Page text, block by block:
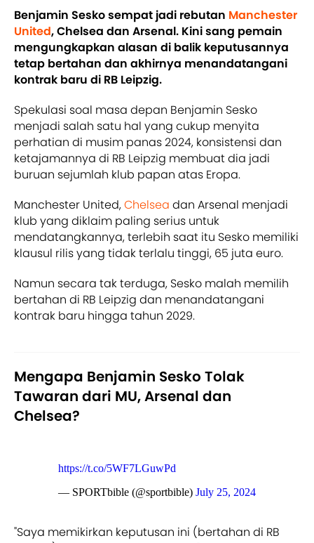
Benjamin Sesko sempat jadi rebutan Manchester
United, Chelsea dan Arsenal. Kini sang pemain
mengungkapkan alasan di balik keputusannya
tetap bertahan dan akhirnya menandatangani
kontrak baru di RB Leipzig.
Spekulasi soal masa depan Benjamin Sesko
menjadi salah satu hal yang cukup menyita
perhatian di musim panas 2024, konsistensi dan
ketajamannya di RB Leipzig membuat dia jadi
buruan sejumlah klub papan atas Eropa.
Manchester United,Chelsea dan Arsenal menjadi
klub yang diklaim paling serius untuk
mendatangkannya, terlebih saat itu Sesko memiliki
klausul rilis yang tidak terlalu tinggi, 65 juta euro.
Namun secara tak terduga, Sesko malah memilih
bertahan di RB Leipzig dan menandatangani
kontrak baru hingga tahun 2029.
Mengapa Benjamin Sesko Tolak
Tawaran dari MU, Arsenal dan
Chelsea?
https://t.co/5WF7LGuwPd
— SPORTbible (@sportbible) July 25, 2024
"Saya memikirkan keputusan ini (bertahan di RB